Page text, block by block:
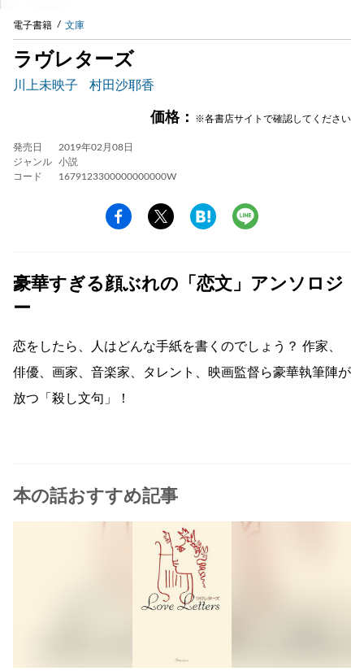
電子書籍 文庫
ラヴレターズ
川上未映子 村田沙耶香
価格： ※各書店サイトで確認してください
発売日
2019年02月08日
ジャンル
小説
コード
1679123300000000000W
豪華すぎる顔ぶれの「恋文」アンソロジ
ー
恋をしたら、人はどんな手紙を書くのでしょう？ 作家、
俳優、画家、音楽家、タレント、映画監督ら豪華執筆陣が
放つ「殺し文句」！
本の話おすすめ記事